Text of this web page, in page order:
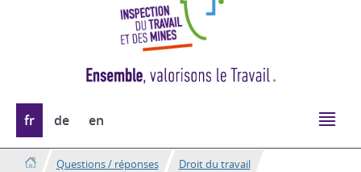
Changer
de
langue
fr de en
Questions / réponses
Droit du travail